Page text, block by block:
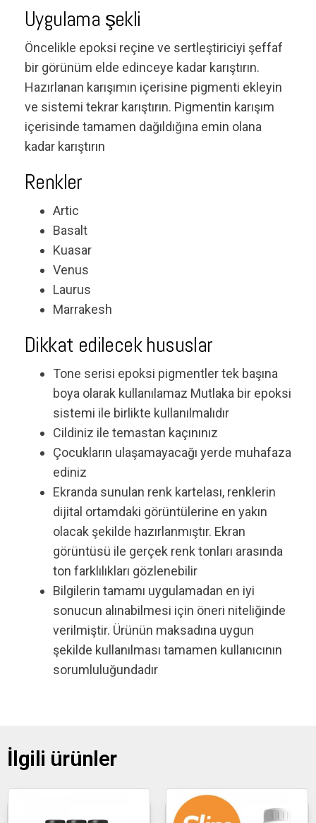
Uygulama şekli
Öncelikle epoksi reçine ve sertleştiriciyi şeffaf
bir görünüm elde edinceye kadar karıştırın.
Hazırlanan karışımın içerisine pigmenti ekleyin
ve sistemi tekrar karıştırın. Pigmentin karışım
içerisinde tamamen dağıldığına emin olana
kadar karıştırın
Renkler
Artic
Basalt
Kuasar
Venus
Laurus
Marrakesh
Dikkat edilecek hususlar
Tone serisi epoksi pigmentler tek başına
boya olarak kullanılamaz Mutlaka bir epoksi
sistemi ile birlikte kullanılmalıdır
Cildiniz ile temastan kaçınınız
Çocukların ulaşamayacağı yerde muhafaza
ediniz
Ekranda sunulan renk kartelası, renklerin
dijital ortamdaki görüntülerine en yakın
olacak şekilde hazırlanmıştır. Ekran
görüntüsü ile gerçek renk tonları arasında
ton farklılıkları gözlenebilir
Bilgilerin tamamı uygulamadan en iyi
sonucun alınabilmesi için öneri niteliğinde
verilmiştir. Ürünün maksadına uygun
şekilde kullanılması tamamen kullanıcının
sorumluluğundadır
İlgili ürünler